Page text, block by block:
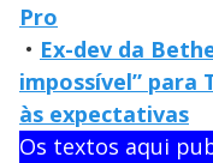
Pro
• Ex-dev da
impossível” para
às expectativas
Os textos aqui